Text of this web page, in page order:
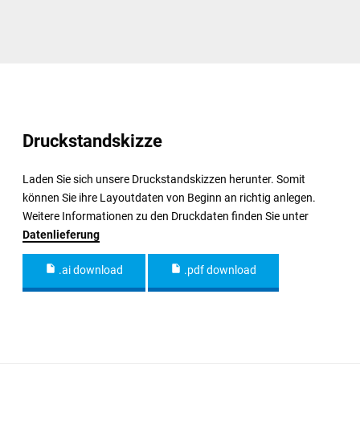
Druckstandskizze
Laden Sie sich unsere Druckstandskizzen herunter. Somit
können Sie ihre Layoutdaten von Beginn an richtig anlegen.
Weitere Informationen zu den Druckdaten finden Sie unter
Datenlieferung
.ai download .pdf download